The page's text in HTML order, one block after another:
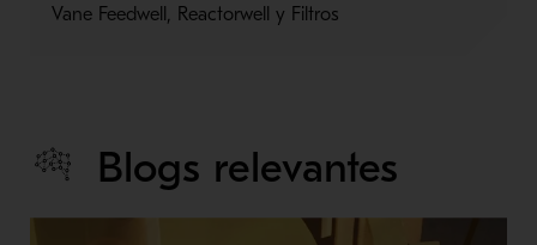
Vane Feedwell, Reactorwell y Filtros
Blogs relevantes